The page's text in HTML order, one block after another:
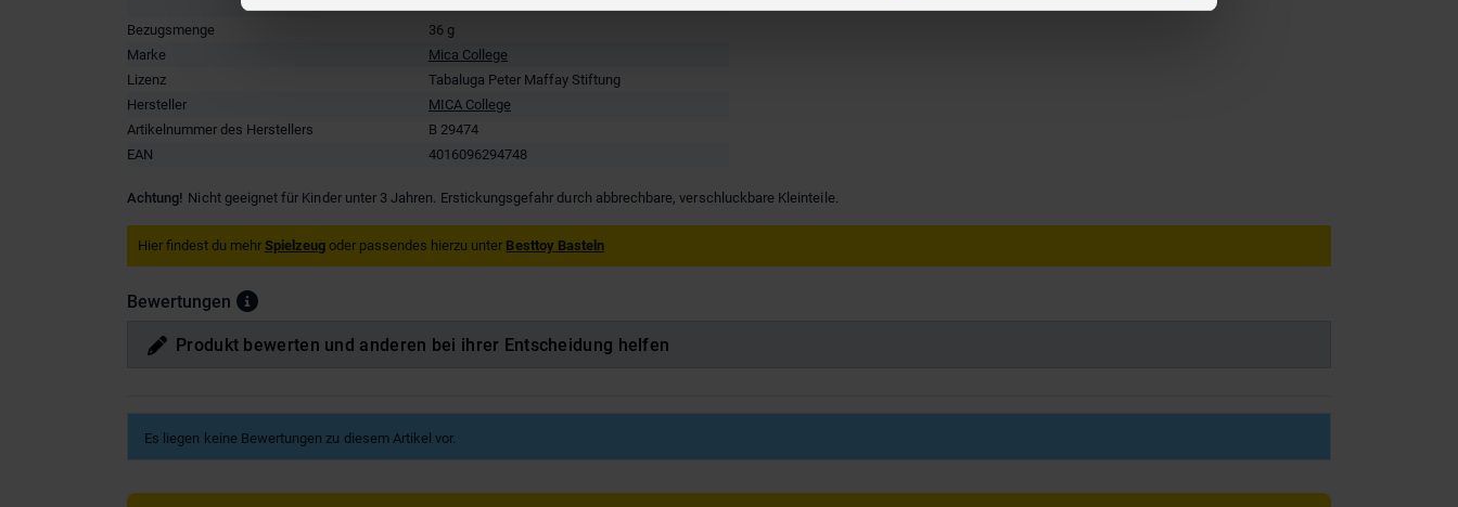
Bezugsmenge
36 g
Marke
Mica College
Lizenz
Tabaluga Peter Maffay Stiftung
Hersteller
MICA College
Artikelnummer des Herstellers
B 29474
EAN
4016096294748
Achtung! Nicht geeignet für Kinder unter 3 Jahren. Erstickungsgefahr durch abbrechbare, verschluckbare Kleinteile.
Hier findest du mehr Spielzeug oder passendes hierzu unter Besttoy Basteln
Bewertungen
Produkt bewerten und anderen bei ihrer Entscheidung helfen
Es liegen keine Bewertungen zu diesem Artikel vor.